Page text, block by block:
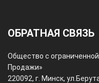
ОБРАТНАЯ СВЯЗЬ
Общество с
Продажи»
220092, г. Минск,